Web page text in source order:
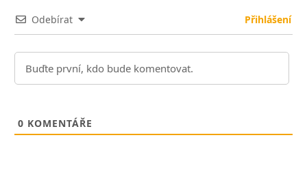
Odebírat Přihlášení
0 KOMENTÁŘE